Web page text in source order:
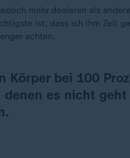
mehr dosieren als
ist, dass ich ihm Zeit
achten.
Körper bei 100
denen es nicht